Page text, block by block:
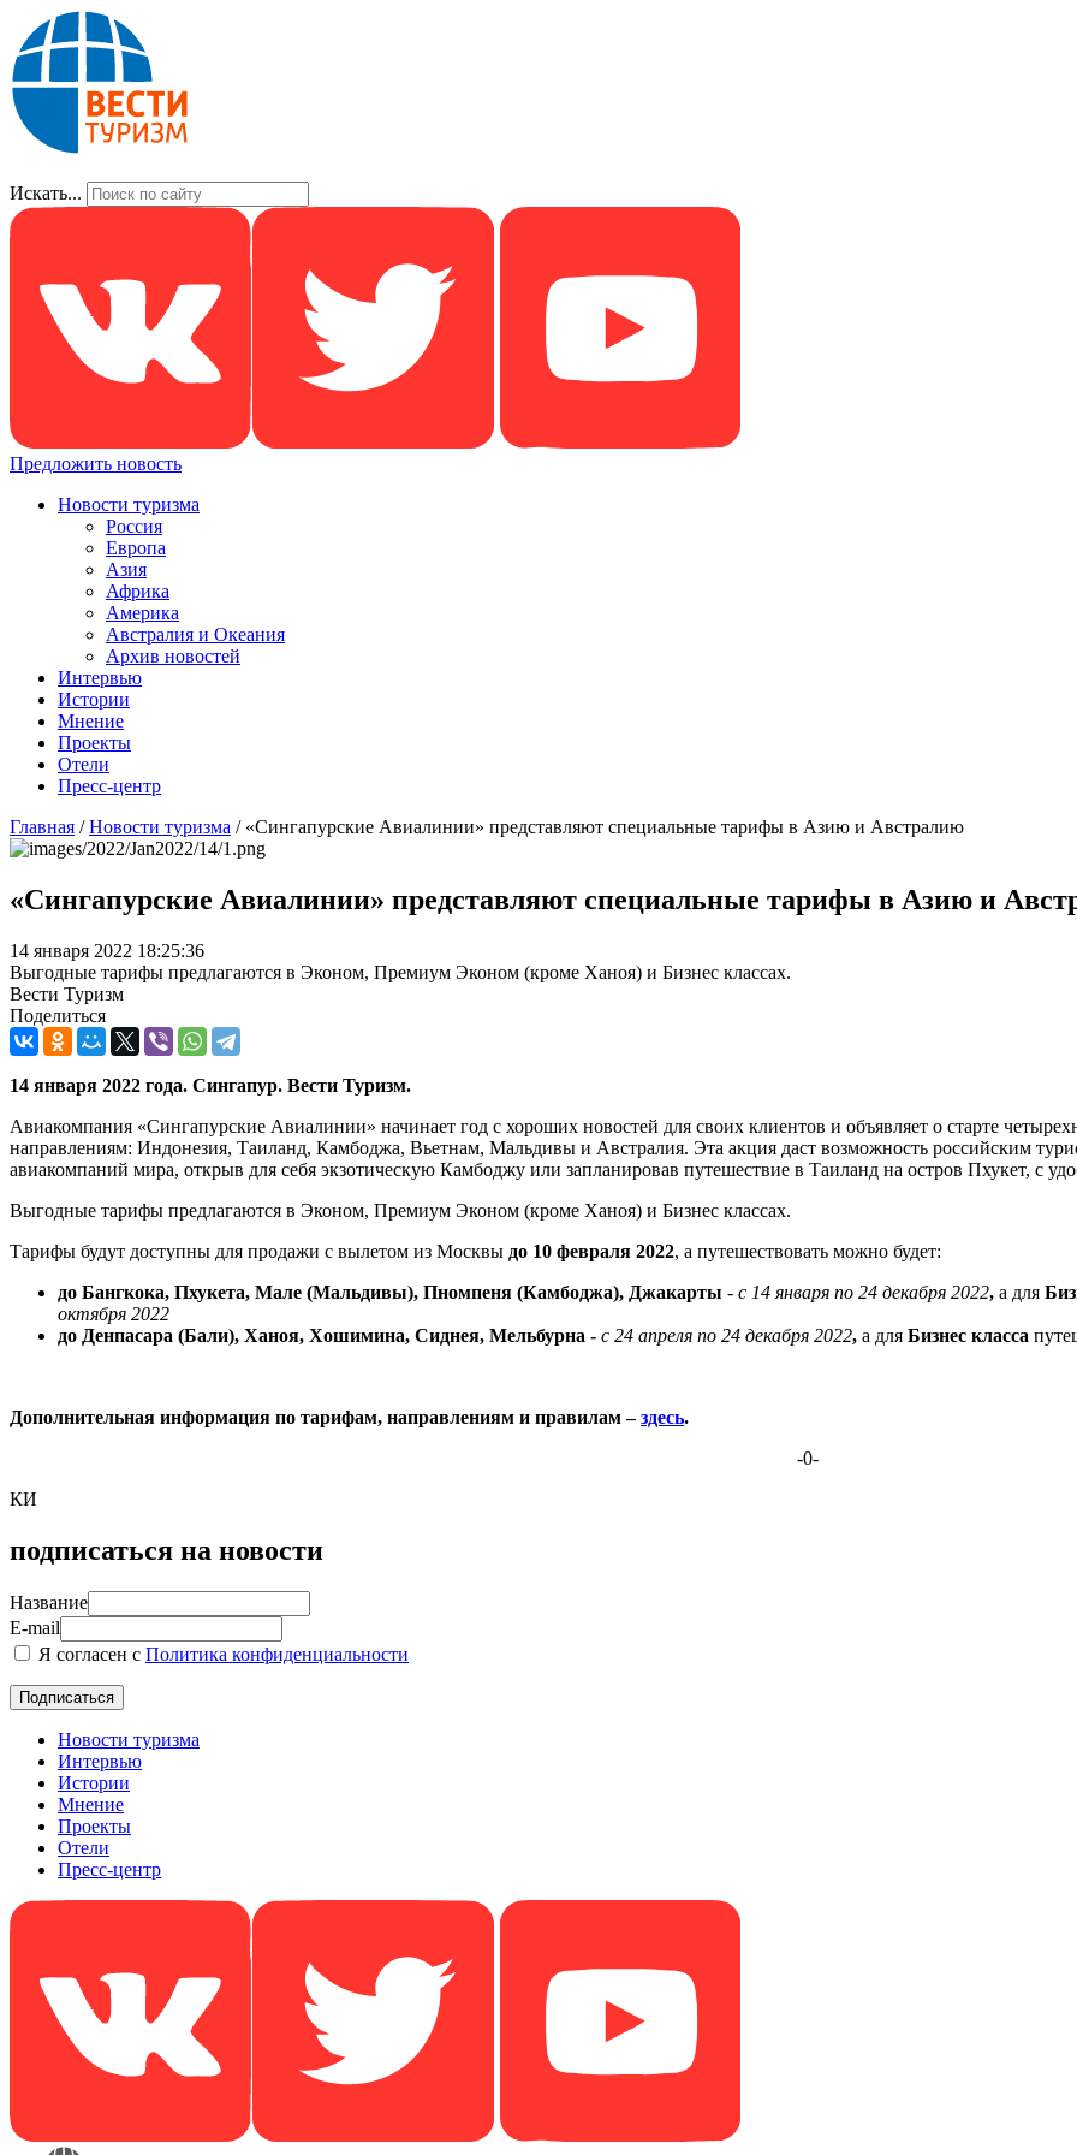
Искать...
Предложить новость
Новости туризма
Россия
Европа
Азия
Африка
Америка
Австралия и Океания
Архив новостей
Интервью
Истории
Мнение
Проекты
Отели
Пресс-центр
Главная /Новости туризма / «Сингапурские Авиалинии» представляют специальные тарифы в Азию и Австралию
«Сингапурские Авиалинии» представляют специальные тарифы в Азию и
14 января 2022 18:25:36
Выгодные тарифы предлагаются в Эконом, Премиум Эконом (кроме Ханоя) и Бизнес классах.
Вести Туризм
Поделиться
14 января 2022 года. Сингапур. Вести Туризм.
Авиакомпания «Сингапурские Авиалинии» начинает год с хороших новостей для своих клиентов и объявляет о старте
направлениям: Индонезия, Таиланд, Камбоджа, Вьетнам, Мальдивы и Австралия. Эта акция даст возможность российским
авиакомпаний мира, открыв для себя экзотическую Камбоджу или запланировав путешествие в Таиланд на остров Пхукет, с
Выгодные тарифы предлагаются в Эконом, Премиум Эконом (кроме Ханоя) и Бизнес классах.
Тарифы будут доступны для продажи с вылетом из Москвы до 10 февраля 2022, а путешествовать можно будет:
до Бангкока, Пхукета, Мале (Мальдивы), Пномпеня (Камбоджа), Джакарты - с 14 января по 24 декабря 2022, а для
октября 2022
до Денпасара (Бали), Ханоя, Хошимина, Сиднея, Мельбурна - с 24 апреля по 24 декабря 2022, а для Бизнес класса
Дополнительная информация по тарифам, направлениям и правилам –здесь.
-0-
КИ
подписаться на новости
Название
E-mail
Я согласен с Политика конфиденциальности
Новости туризма
Интервью
Истории
Мнение
Проекты
Отели
Пресс-центр